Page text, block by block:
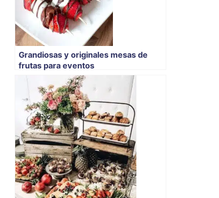
Grandiosas y originales mesas de
frutas para eventos